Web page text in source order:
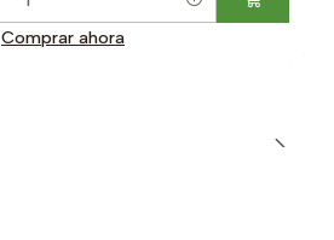
Comprar ahora